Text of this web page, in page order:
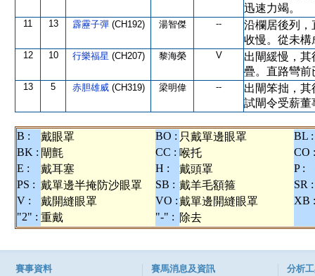
迅速力竭。
11 13 霹靂子彈 (CH192) 湯智傑 --
沿欄居後列，
收慢。從未構
12 10 行樂福星 (CH207) 黎海榮 V
出閘緩慢，
疊。直路彎前
13 5 赤胆雄威 (CH319) 梁明偉 --
出閘笨拙，
試閘令受薪董
B : 戴眼罩 BO : 只戴單邊眼罩
BL :
BK : 閘氈 CC : 喉托
CO :
E :
戴耳塞 H : 戴頭罩
P :
PS : 戴單邊半掩防沙眼罩 SB : 戴羊毛額箍
SR :
V :
戴開縫眼罩 VO :戴單邊開縫眼罩
XB :
"2" : 重戴 "-" : 除去
賽事資料 賽馬消息及資訊 分析